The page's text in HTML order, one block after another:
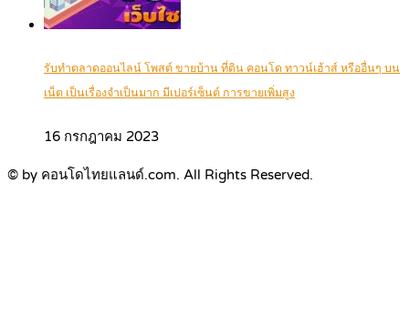
รับทำตลาดออนไลน์ โพสต์ ขายบ้าน ที่ดิน คอนโด ทาวน์เฮ้าส์ หรืออื่นๆ บน
เน็ต เป็นเรื่องจำเป็นมาก มีเปอร์เซ็นต์ การขายเพิ่มสูง
16 กรกฎาคม 2023
© by คอนโดไทยแลนด์.com. All Rights Reserved.